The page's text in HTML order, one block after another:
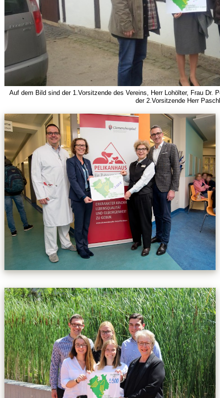
Auf dem Bild sind der 1.Vorsitzende des Vereins, Herr Lohölter, Frau Dr.
der 2.Vorsitzende Herr